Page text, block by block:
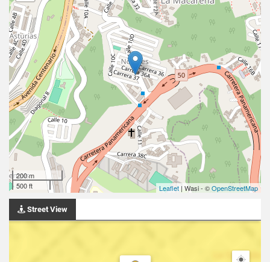
200 m
500 ft
Leaflet | Wasi - ©OpenStreetMap
Street View